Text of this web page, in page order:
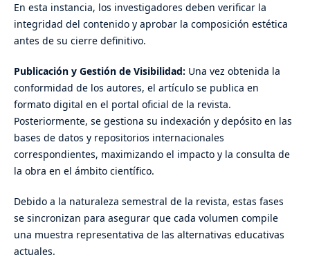
En esta instancia, los investigadores deben verificar la
integridad del contenido y aprobar la composición estética
antes de su cierre definitivo.
Publicación y Gestión de Visibilidad: Una vez obtenida la
conformidad de los autores, el artículo se publica en
formato digital en el portal oficial de la revista.
Posteriormente, se gestiona su indexación y depósito en las
bases de datos y repositorios internacionales
correspondientes, maximizando el impacto y la consulta de
la obra en el ámbito científico.
Debido a la naturaleza semestral de la revista, estas fases
se sincronizan para asegurar que cada volumen compile
una muestra representativa de las alternativas educativas
actuales.